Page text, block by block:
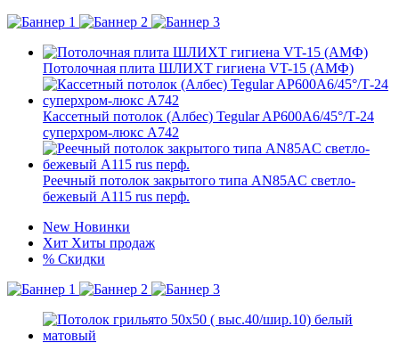
Потолочная плита ШЛИХТ гигиена VT-15 (АМФ)
Кассетный потолок (Албес) Tegular AP600A6/45°/Т-24
суперхром-люкс A742
Реечный потолок закрытого типа AN85AС светло-
бежевый А115 rus перф.
New Новинки
Хит Хиты продаж
% Скидки